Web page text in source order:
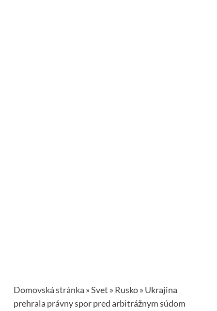
Domovská stránka »Svet » Rusko» Ukrajina
prehrala právny spor pred arbitrážnym súdom